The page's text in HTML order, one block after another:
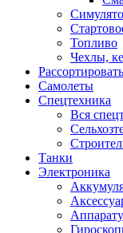
Топливо
Чехлы,
Рассортировать
Самолеты
Спецтехника
Вся
Танки
Электроника